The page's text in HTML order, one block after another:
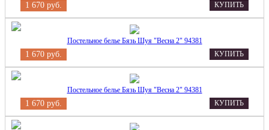
1 670 руб. КУПИТЬ
Постельное белье Бязь Шуя "Весна 2" 94381
1 670 руб. КУПИТЬ
Постельное белье Бязь Шуя "Весна 2" 94381
1 670 руб. КУПИТЬ